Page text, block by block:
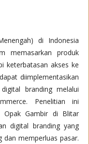
di Indonesia
memasarkan produk
keterbatasan akses ke
diimplementasikan
branding melalui
Penelitian ini
Opak Gambir di Blitar
digital branding yang
memperluas pasar.